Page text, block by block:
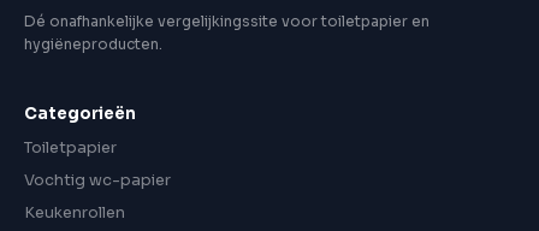
Dé onafhankelijke vergelijkingssite voor toiletpapier en
hygiëneproducten.
Categorieën
Toiletpapier
Vochtig wc-papier
Keukenrollen